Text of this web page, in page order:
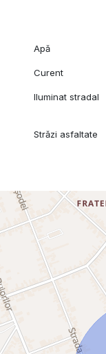
Apă
Curent
Iluminat stradal
Străzi asfaltate